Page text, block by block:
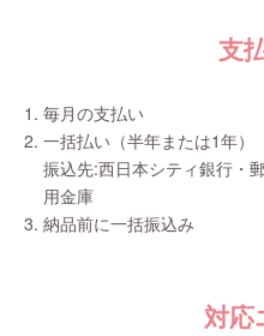
支
毎月の支払い
一括払い（半年または1年）
振込先:西日本シティ銀行・
用金庫
納品前に一括振込み
対応